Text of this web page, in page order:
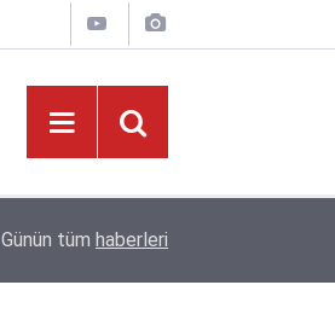
Günün tüm haberleri